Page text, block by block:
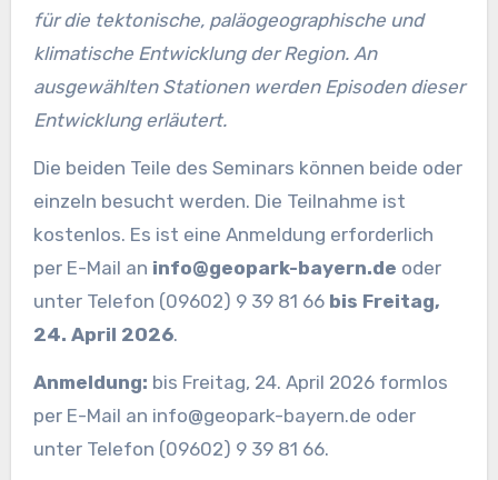
für die tektonische, paläogeographische und
klimatische Entwicklung der Region. An
ausgewählten Stationen werden Episoden dieser
Entwicklung erläutert.
Die beiden Teile des Seminars können beide oder
einzeln besucht werden. Die Teilnahme ist
kostenlos. Es ist eine Anmeldung erforderlich
per E-Mail an info@geopark-bayern.de oder
unter Telefon (09602) 9 39 81 66 bis Freitag,
24. April 2026.
Anmeldung: bis Freitag, 24. April 2026 formlos
per E-Mail an info@geopark-bayern.de oder
unter Telefon (09602) 9 39 81 66.